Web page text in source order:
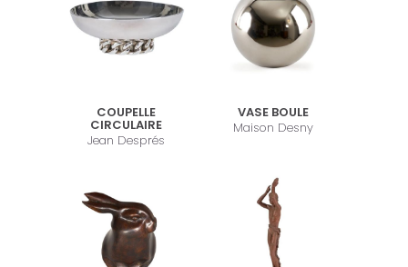
COUPELLE
CIRCULAIRE
Jean Després
VASE BOULE
Maison Desny